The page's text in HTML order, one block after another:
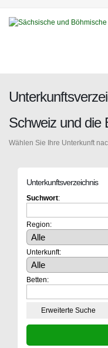
Schweiz und die
Wählen Sie Ihre Unterkunft
Unterkunftsverzeichnis
Suchwort:
Region:
Unterkunft:
Betten:
Erweiterte Suche